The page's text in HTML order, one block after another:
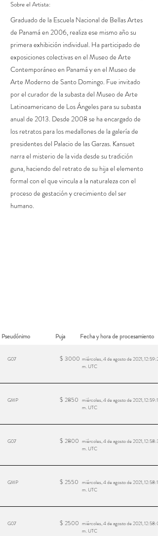
Sobre el Artista:
Graduado de la Escuela Nacional de Bellas Artes
de Panamá en 2006, realiza ese mismo año su
primera exhibición individual. Ha participado de
exposiciones colectivas en el Museo de Arte
Contemporáneo en Panamá y en el Museo de
Arte Moderno de Santo Domingo. Fue invitado
por el curador de la subasta del Museo de Arte
Latinoamericano de Los Ángeles para su subasta
anual de 2013. Desde 2008 se ha encargado de
los retratos para los medallones de la galería de
presidentes del Palacio de las Garzas. Kansuet
narra el misterio de la vida desde su tradición
guna, haciendo del retrato de su hija el elemento
formal con el que vincula a la naturaleza con el
proceso de gestación y crecimiento del ser
humano.
Pseudónimo Puja Fecha y hora de procesamiento
G07 $ 3000 miércoles, 4 de agosto de 2021,
m. UTC
GMP $ 2850 miércoles, 4 de agosto de 2021, 12:59:18
m. UTC
G07 $ 2800 miércoles, 4 de agosto de 2021,
m. UTC
GMP $ 2550 miércoles, 4 de agosto de 2021, 12:58:17
m. UTC
G07 $ 2500 miércoles, 4 de agosto de 2021,
m. UTC